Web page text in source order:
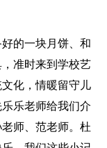
的一块月饼、和
准时来到学校艺
化，情暖留守儿
乐老师给我们介
师、范老师。杜